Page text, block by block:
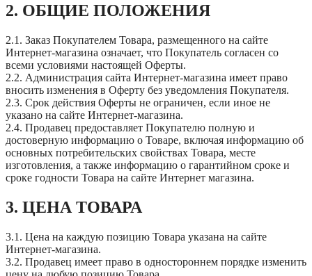
2. ОБЩИЕ ПОЛОЖЕНИЯ
2.1. Заказ Покупателем Товара, размещенного на сайте
Интернет-магазина означает, что Покупатель согласен со
всеми условиями настоящей Оферты.
2.2. Администрация сайта Интернет-магазина имеет право
вносить изменения в Оферту без уведомления Покупателя.
2.3. Срок действия Оферты не ограничен, если иное не
указано на сайте Интернет-магазина.
2.4. Продавец предоставляет Покупателю полную и
достоверную информацию о Товаре, включая информацию об
основных потребительских свойствах Товара, месте
изготовления, а также информацию о гарантийном сроке и
сроке годности Товара на сайте Интернет магазина.
3. ЦЕНА ТОВАРА
3.1. Цена на каждую позицию Товара указана на сайте
Интернет-магазина.
3.2. Продавец имеет право в одностороннем порядке изменить